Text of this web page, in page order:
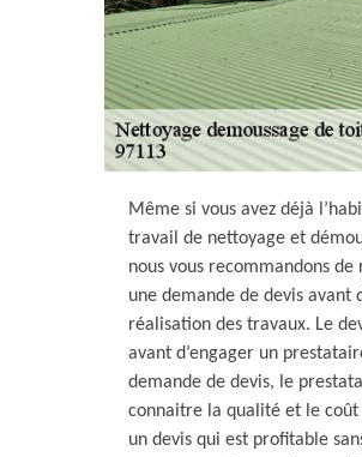
Même si vous avez déjà
travail de nettoyage et
nous vous recommandons
une demande de devis avant
réalisation des travaux. Le
avant d’engager un
demande de devis, le
connaitre la qualité et le coût
un devis qui est profitable